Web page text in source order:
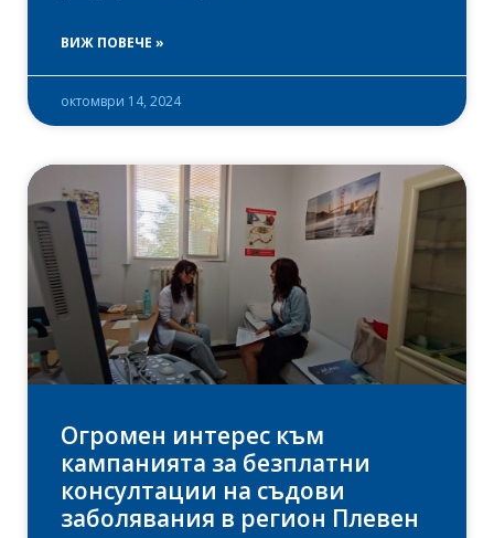
ВИЖ ПОВЕЧЕ »
октомври 14, 2024
Огромен интерес към
кампанията за безплатни
консултации на съдови
заболявания в регион Плевен